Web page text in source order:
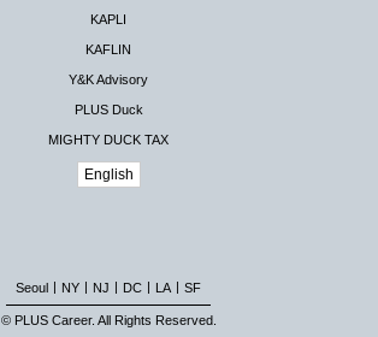
KAPLI
KAFLIN
Y&K Advisory
PLUS Duck
MIGHTY DUCK TAX
English
Seoul NY NJ DC LA SF
© PLUS Career. All Rights Reserved.